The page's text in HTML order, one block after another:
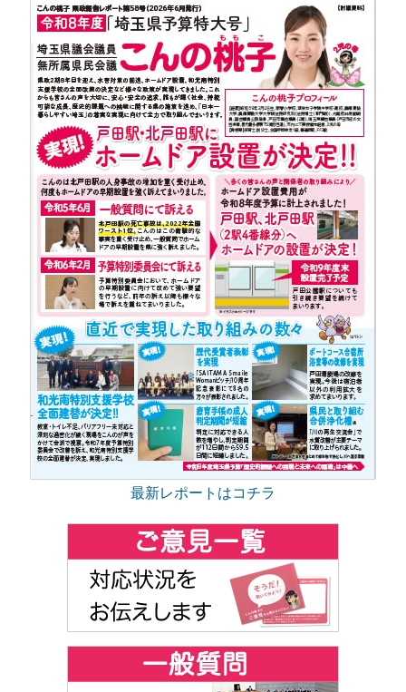
最新レポートはコチラ